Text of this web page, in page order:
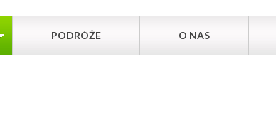
PODRÓŻE O NAS